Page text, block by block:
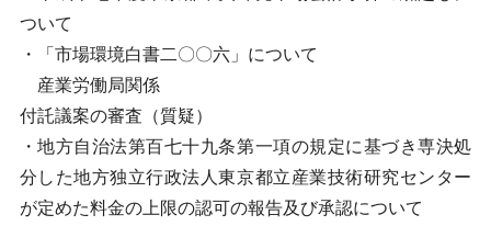
ついて
・「市場環境白書二〇〇六」について
産業労働局関係
付託議案の審査（質疑）
・地方自治法第百七十九条第一項の規定に基づき専決処
分した地方独立行政法人東京都立産業技術研究センター
が定めた料金の上限の認可の報告及び承認について